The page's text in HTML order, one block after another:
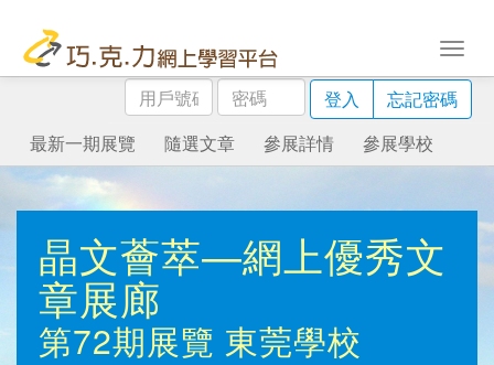
用
戶
號
碼
密
碼
登入
忘記密碼
最新一期展覽
隨選文章 參展詳情 參展學校
晶文薈萃—網上優秀文
章展廊
第72期展覽 東莞學校